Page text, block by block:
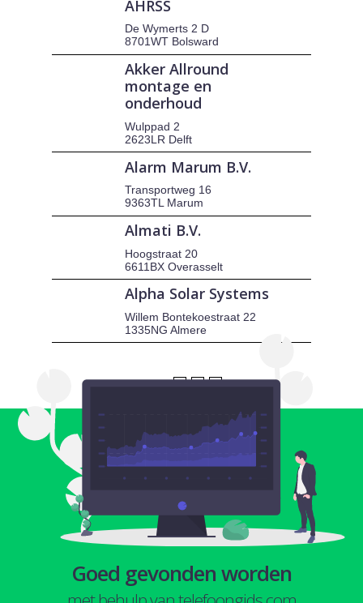
AHRSS
De Wymerts 2 D
8701WT Bolsward
Akker Allround
montage en
onderhoud
Wulppad 2
2623LR Delft
Alarm Marum B.V.
Transportweg 16
9363TL Marum
Almati B.V.
Hoogstraat 20
6611BX Overasselt
Alpha Solar Systems
Willem Bontekoestraat 22
1335NG Almere
Goed gevonden worden